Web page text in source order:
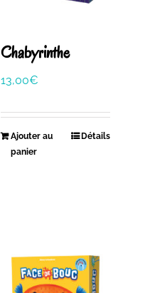
Chabyrinthe
13,00€
Ajouter au
panier
Détails